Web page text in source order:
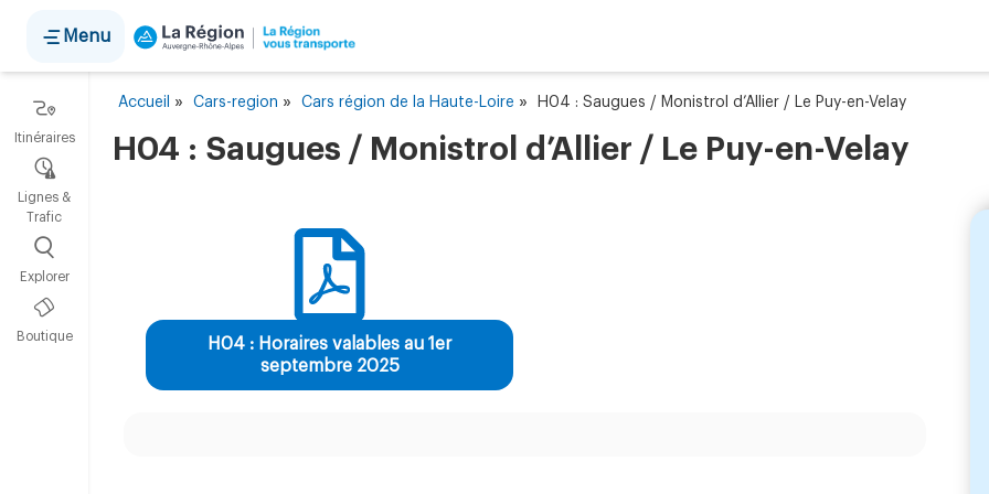
Accueil » Cars-region » Cars région de la Haute-Loire » H04 : Saugues / Monistrol d’Allier / Le Puy-en-Velay
H04 : Saugues / Monistrol d’Allier / Le Puy-en-Velay
H04 : Horaires valables au 1er
septembre 2025
Menu
Itinéraires
Lignes &
Trafic
Explorer
Boutique